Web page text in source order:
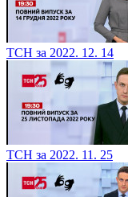
ТСН за 2022. 12. 14
ТСН за 2022. 11. 25